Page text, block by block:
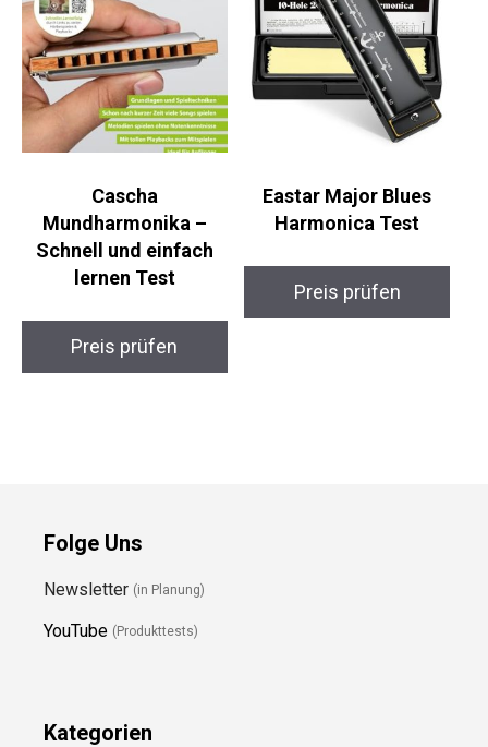
Cascha
Mundharmonika –
Schnell und einfach
lernen Test
Preis prüfen
Eastar Major Blues
Harmonica Test
Preis prüfen
Folge Uns
Newsletter (in Planung)
YouTube (Produkttests)
Kategorien